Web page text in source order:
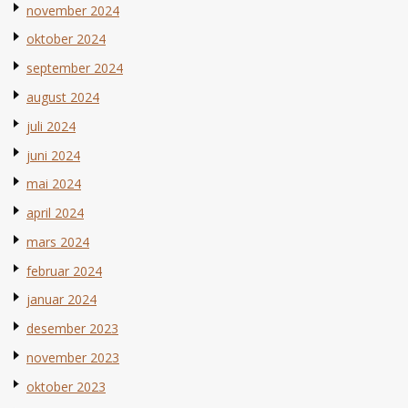
november 2024
oktober 2024
september 2024
august 2024
juli 2024
juni 2024
mai 2024
april 2024
mars 2024
februar 2024
januar 2024
desember 2023
november 2023
oktober 2023